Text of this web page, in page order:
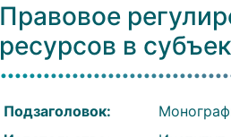
Правовое
ресурсов в
Подзаголовок: